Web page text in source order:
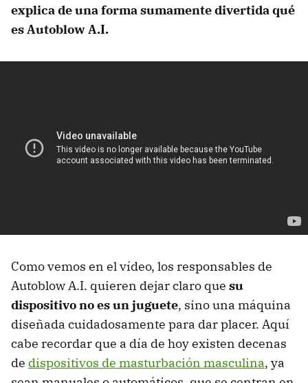
explica de una forma sumamente divertida qué
es Autoblow A.I.
Como vemos en el vídeo, los responsables de
Autoblow A.I. quieren dejar claro que su
dispositivo no es un juguete, sino una máquina
diseñada cuidadosamente para dar placer. Aquí
cabe recordar que a día de hoy existen decenas
de dispositivos de masturbación masculina, ya